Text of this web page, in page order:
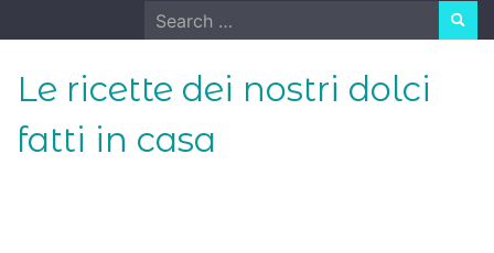
to
Search
for:
Le ricette dei nostri dolci
fatti in casa